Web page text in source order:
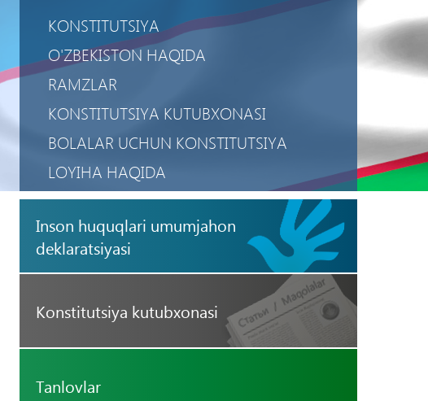
KONSTITUTSIYA
O'ZBEKISTON HAQIDA
RAMZLAR
KONSTITUTSIYA KUTUBXONASI
BOLALAR UCHUN KONSTITUTSIYA
LOYIHA HAQIDA
MAXFIYLIK SIYOSATI
MOBIL ILOVA
Inson huquqlari umumjahon
deklaratsiyasi
Konstitutsiya kutubxonasi
Tanlovlar